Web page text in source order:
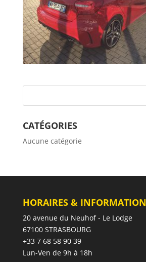
CATÉGORIES
Aucune catégorie
HORAIRES & INFORMATION
20 avenue du Neuhof - Le Lodge
67100 STRASBOURG
+33 7 68 58 90 39
Lun-Ven de 9h à 18h